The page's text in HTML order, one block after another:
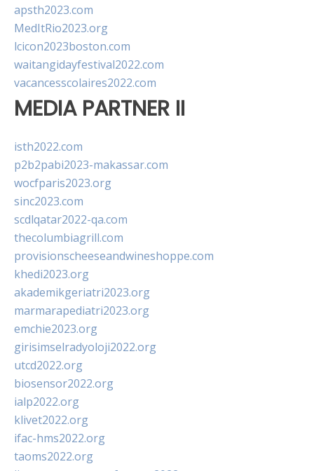
apsth2023.com
MedItRio2023.org
lcicon2023boston.com
waitangidayfestival2022.com
vacancesscolaires2022.com
MEDIA PARTNER II
isth2022.com
p2b2pabi2023-makassar.com
wocfparis2023.org
sinc2023.com
scdlqatar2022-qa.com
thecolumbiagrill.com
provisionscheeseandwineshoppe.com
khedi2023.org
akademikgeriatri2023.org
marmarapediatri2023.org
emchie2023.org
girisimselradyoloji2022.org
utcd2022.org
biosensor2022.org
ialp2022.org
klivet2022.org
ifac-hms2022.org
taoms2022.org